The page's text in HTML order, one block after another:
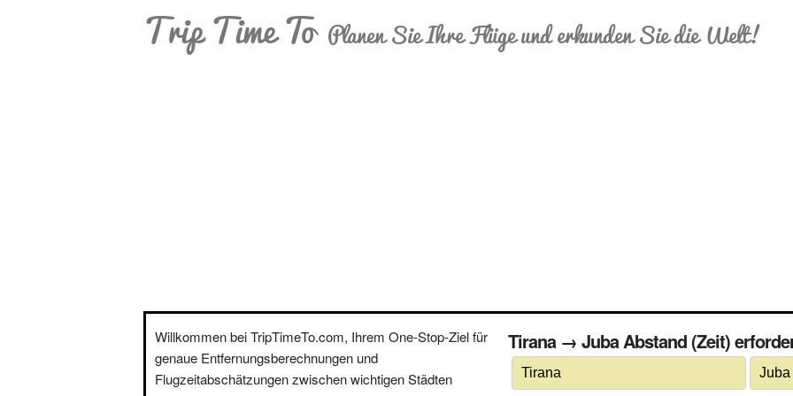
Trip Time To Planen Sie Ihre Flüge und erkunden Sie die Welt!
Willkommen bei TripTimeTo.com, Ihrem One-Stop-Ziel für
genaue Entfernungsberechnungen und
Flugzeitabschätzungen zwischen wichtigen Städten
Tirana → Juba Abstand (Zeit)